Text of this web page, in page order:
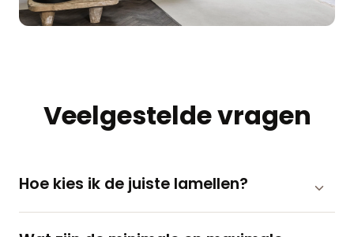
Veelgestelde vragen
Hoe kies ik de juiste lamellen?